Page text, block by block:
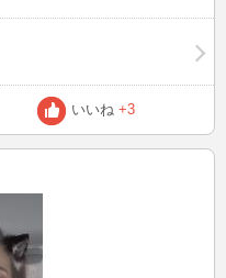
いいね +3